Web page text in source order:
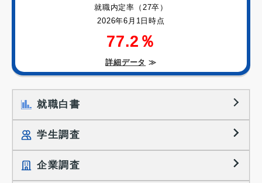
就職内定率（27卒）
2026年6月1日時点
77.2％
詳細データ ≫
就職白書
学生調査
就職プロセス調査
企業調査